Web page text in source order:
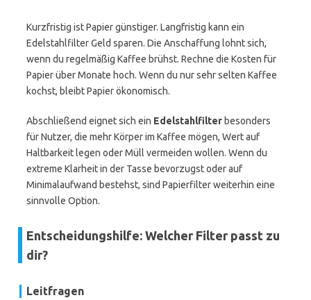
Kurzfristig ist Papier günstiger. Langfristig kann ein
Edelstahlfilter Geld sparen. Die Anschaffung lohnt sich,
wenn du regelmäßig Kaffee brühst. Rechne die Kosten für
Papier über Monate hoch. Wenn du nur sehr selten Kaffee
kochst, bleibt Papier ökonomisch.
Abschließend eignet sich ein Edelstahlfilter besonders
für Nutzer, die mehr Körper im Kaffee mögen, Wert auf
Haltbarkeit legen oder Müll vermeiden wollen. Wenn du
extreme Klarheit in der Tasse bevorzugst oder auf
Minimalaufwand bestehst, sind Papierfilter weiterhin eine
sinnvolle Option.
Entscheidungshilfe: Welcher Filter passt zu
dir?
Leitfragen